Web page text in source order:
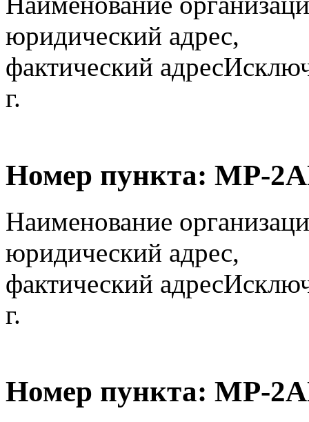
юридический адрес,
фактический адрес
г.
Номер пункта: МР-
Наименование
юридический адрес,
фактический адрес
г.
Номер пункта: МР-